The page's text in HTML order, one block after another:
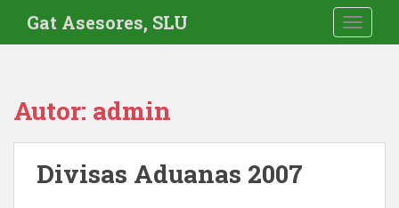
i
Gat Asesores, SLU
Autor: admin
Divisas Aduanas 2007